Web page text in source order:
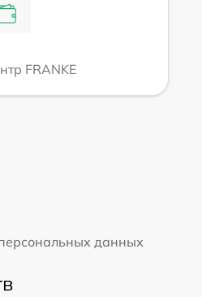
FRANKE
данных